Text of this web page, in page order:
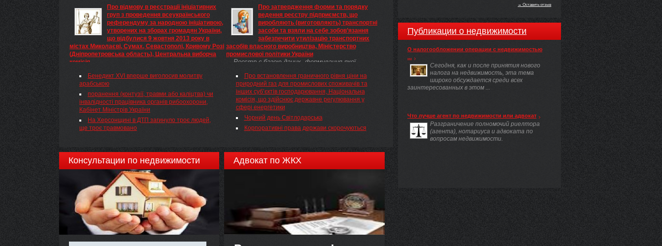
Про відмову в реєстрації ініціативних
груп з проведення всеукраїнського
референдуму за народною ініціативою,
утворених на зборах громадян України,
що відбулися 9 жовтня 2013 року в
містах Миколаєві, Сумах, Севастополі, Кривому Розі
(Дніпропетровська область), Центральна виборча
комісія
проведення всеукраїнського референдуму за
народною ініціативою, утворених на зборах
громадян України, що відбулися 9 жовтня 2013
року в містах Миколаєві, Сумах,
Дніпропетровську, Севастополі, Кривому Розі
(Дніпропетровська область)
Бенедикт XVI вперше виголосив молитву
арабською
поранення (контузії, травми або каліцтва) чи
інвалідності працівника органів рибоохорони,
Кабінет Міністрів України
На Херсонщині в ДТП загинуло троє людей,
ще троє травмовано
Рекомендациях парламентских ...
Про затвердження форми та порядку
ведення реєстру підприємств, що
виробляють (виготовляють) транспортні
засоби та взяли на себе зобов’язання
забезпечити утилізацію транспортних
засобів власного виробництва, Міністерство
промислової політики України
Реєстр є базою даних, формування якої
систематизацію, зберігання, захист і
використання відомостей про суб’єктів
господарювання, що виробляють (виготовляють)
Про встановлення граничного рівня ціни на
природний газ для промислових споживачів та
інших суб’єктів господарювання, Національна
комісія, що здійснює державне регулювання у
сфері енергетики
Чорний день Світлодарська
Корпоративні права держави скорочуються
Консультации по недвижимости Адвокат по ЖКХ
→ Оставить отзыв
Публикации о недвижимости
О налогообложении операции с недвижимостью
...
Сегодня, как и после принятия нового
налога на недвижимость, эта тема
широко обсуждается среди всех
заинтересованных в этом ...
Что лучше агент по недвижимости или адвокат
Разграничение полномочий риелтора
(агента), нотариуса и адвоката по
вопросам недвижимости.